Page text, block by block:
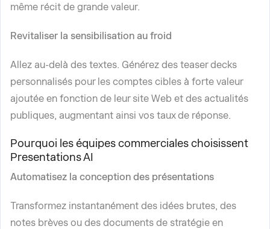
même récit de grande valeur.
Revitaliser la sensibilisation au froid
Allez au-delà des textes. Générez des teaser decks
personnalisés pour les comptes cibles à forte valeur
ajoutée en fonction de leur site Web et des actualités
publiques, augmentant ainsi vos taux de réponse.
Pourquoi les équipes commerciales choisissent
Presentations AI
Automatisez la conception des présentations
Transformez instantanément des idées brutes, des
notes brèves ou des documents de stratégie en